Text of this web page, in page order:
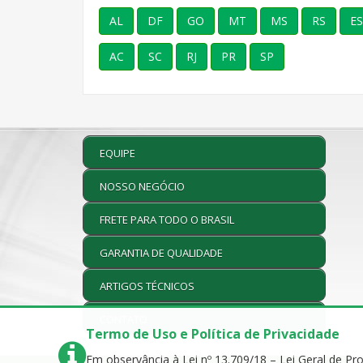
AL DF GO MT MS RS ES
AC SC RJ PR SP
EQUIPE
NOSSO NEGÓCIO
FRETE PARA TODO O BRASIL
GARANTIA DE QUALIDADE
ARTIGOS TÉCNICOS
Termo de Uso e Política de Privacidade
Em observância à Lei nº 13.709/18 – Lei Geral de